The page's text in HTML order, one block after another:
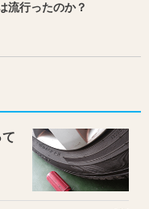
流行ったのか？